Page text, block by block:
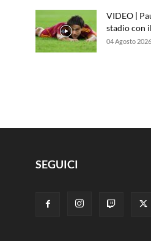
VIDEO |
stadio con
04 Agosto 2026
SEGUICI